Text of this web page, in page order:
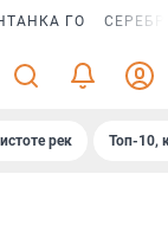
ГО
рек Топ-10,